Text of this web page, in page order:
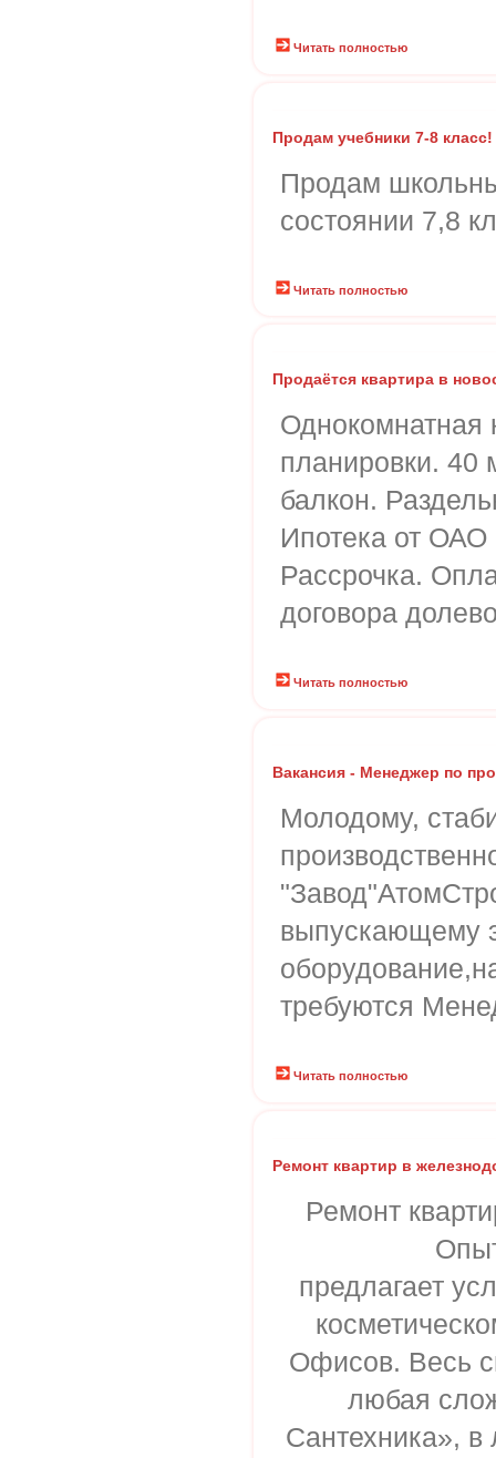
Читать полностью
Продам учебники 7-8 класс!
Продам
состоянии 7,8
Читать полностью
Продаётся квартира в
Однокомнатная
планировки.
балкон.
Ипотека от ОАО
Рассрочка.
договора
Читать полностью
Вакансия - Менеджер по
Молодому,
выпускающему
требуются
Читать полностью
Ремонт квартир в
Ремонт
предлагает
Офисов. Весь
любая
Сантехника»,